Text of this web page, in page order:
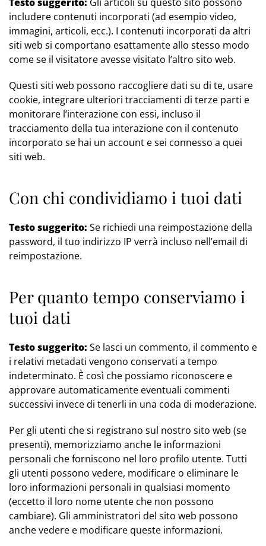
includere contenuti incorporati (ad esempio video,
immagini, articoli, ecc.). I contenuti incorporati da altri
siti web si comportano esattamente allo stesso modo
come se il visitatore avesse visitato l’altro sito web.
Questi siti web possono raccogliere dati su di te, usare
cookie, integrare ulteriori tracciamenti di terze parti e
monitorare l’interazione con essi, incluso il
tracciamento della tua interazione con il contenuto
incorporato se hai un account e sei connesso a quei
siti web.
Con chi condividiamo i tuoi dati
Testo suggerito: Se richiedi una reimpostazione della
password, il tuo indirizzo IP verrà incluso nell’email di
reimpostazione.
Per quanto tempo conserviamo i
tuoi dati
Testo suggerito: Se lasci un commento, il commento e
i relativi metadati vengono conservati a tempo
indeterminato. È così che possiamo riconoscere e
approvare automaticamente eventuali commenti
successivi invece di tenerli in una coda di moderazione.
Per gli utenti che si registrano sul nostro sito web (se
presenti), memorizziamo anche le informazioni
personali che forniscono nel loro profilo utente. Tutti
gli utenti possono vedere, modificare o eliminare le
loro informazioni personali in qualsiasi momento
(eccetto il loro nome utente che non possono
cambiare). Gli amministratori del sito web possono
anche vedere e modificare queste informazioni.